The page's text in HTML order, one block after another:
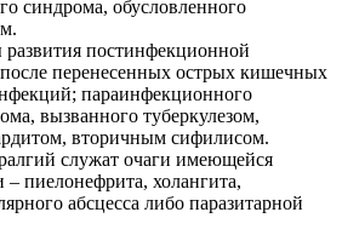
синдрома, обусловленного
постинфекционной
перенесенных острых кишечных
параинфекционного
вызванного туберкулезом,
вторичным сифилисом.
служат очаги имеющейся
пиелонефрита, холангита,
абсцесса либо паразитарной